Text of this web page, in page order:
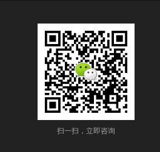
扫一扫，立即咨询